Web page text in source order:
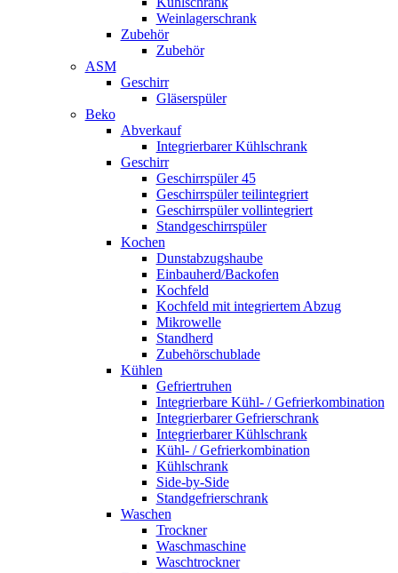
Weinlagerschrank
Zubehör
Zubehör
ASM
Geschirr
Gläserspüler
Beko
Abverkauf
Integrierbarer Kühlschrank
Geschirr
Geschirrspüler 45
Geschirrspüler teilintegriert
Geschirrspüler vollintegriert
Standgeschirrspüler
Kochen
Dunstabzugshaube
Einbauherd/Backofen
Kochfeld
Kochfeld mit integriertem Abzug
Mikrowelle
Standherd
Zubehörschublade
Kühlen
Gefriertruhen
Integrierbare Kühl- / Gefrierkombination
Integrierbarer Gefrierschrank
Integrierbarer Kühlschrank
Kühl- / Gefrierkombination
Kühlschrank
Side-by-Side
Standgefrierschrank
Waschen
Trockner
Waschmaschine
Waschtrockner